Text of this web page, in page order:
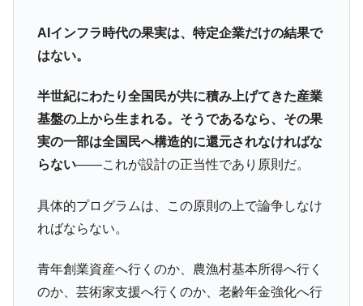
AIインフラ時代の果実は、特定企業だけの結果で
はない。
半世紀にわたり全国民が共に積み上げてきた産業
基盤の上から生まれる。そうであるなら、その果
実の一部は全国民へ構造的に還元されなければな
らない――これが設計の正当性であり原則だ。
具体的プログラムは、この原則の上で論争しなけ
ればならない。
青年創業資産へ行くのか、農漁村基本所得へ行く
のか、芸術家支援へ行くのか、老齢年金強化へ行